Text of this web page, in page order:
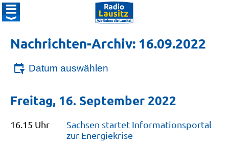
Nachrichten-Archiv: 16.09.2022
Datum auswählen
Freitag, 16. September 2022
16.15 Uhr
Sachsen startet Informationsportal
zur Energiekrise